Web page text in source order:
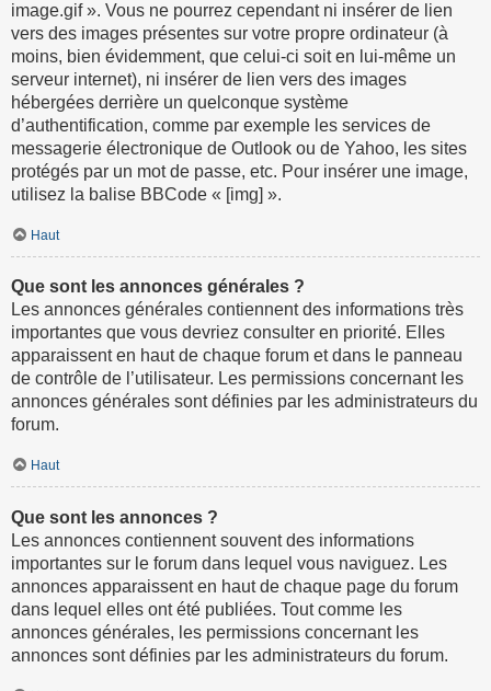
image.gif ». Vous ne pourrez cependant ni insérer de lien
vers des images présentes sur votre propre ordinateur (à
moins, bien évidemment, que celui-ci soit en lui-même un
serveur internet), ni insérer de lien vers des images
hébergées derrière un quelconque système
d’authentification, comme par exemple les services de
messagerie électronique de Outlook ou de Yahoo, les sites
protégés par un mot de passe, etc. Pour insérer une image,
utilisez la balise BBCode « [img] ».
Haut
Que sont les annonces générales ?
Les annonces générales contiennent des informations très
importantes que vous devriez consulter en priorité. Elles
apparaissent en haut de chaque forum et dans le panneau
de contrôle de l’utilisateur. Les permissions concernant les
annonces générales sont définies par les administrateurs du
forum.
Haut
Que sont les annonces ?
Les annonces contiennent souvent des informations
importantes sur le forum dans lequel vous naviguez. Les
annonces apparaissent en haut de chaque page du forum
dans lequel elles ont été publiées. Tout comme les
annonces générales, les permissions concernant les
annonces sont définies par les administrateurs du forum.